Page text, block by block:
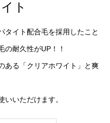
ト
タイト配合毛を採用したこと
の耐久性がUP！！
ある「クリアホワイト」と爽
いいただけます。